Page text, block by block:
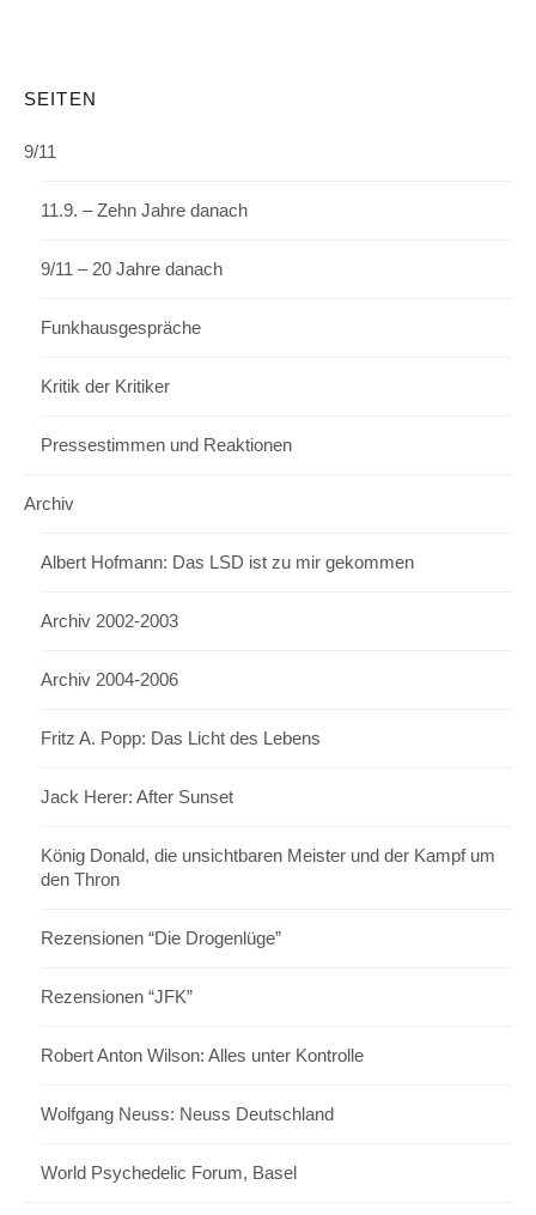
SEITEN
9/11
11.9. – Zehn Jahre danach
9/11 – 20 Jahre danach
Funkhausgespräche
Kritik der Kritiker
Pressestimmen und Reaktionen
Archiv
Albert Hofmann: Das LSD ist zu mir gekommen
Archiv 2002-2003
Archiv 2004-2006
Fritz A. Popp: Das Licht des Lebens
Jack Herer: After Sunset
König Donald, die unsichtbaren Meister und der Kampf um
den Thron
Rezensionen “Die Drogenlüge”
Rezensionen “JFK”
Robert Anton Wilson: Alles unter Kontrolle
Wolfgang Neuss: Neuss Deutschland
World Psychedelic Forum, Basel